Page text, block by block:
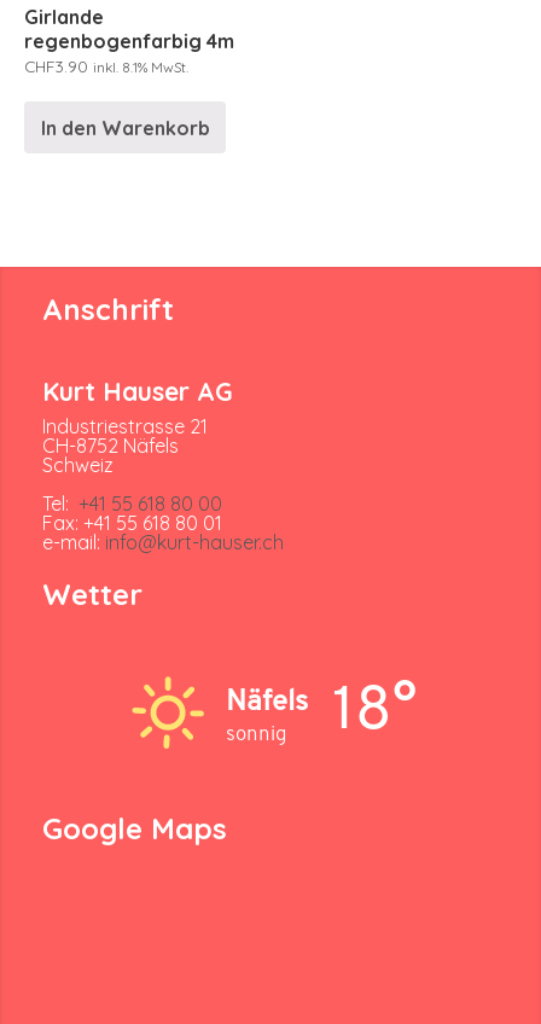
Girlande
regenbogenfarbig 4m
CHF3.90 inkl. 8.1% MwSt.
In den Warenkorb
Anschrift
Kurt Hauser AG
Industriestrasse 21
CH-8752 Näfels
Schweiz
Tel: +41 55 618 80 00
Fax: +41 55 618 80 01
e-mail: info@kurt-hauser.ch
Wetter
Näfels
sonnig 18°
Google Maps